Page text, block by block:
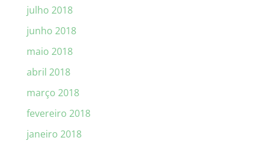
julho 2018
junho 2018
maio 2018
abril 2018
março 2018
fevereiro 2018
janeiro 2018